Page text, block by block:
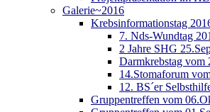
Galerie~2016
Krebsinformationstag
7. Nds-Wundtag
2 Jahre SHG
Darmkrebstag vom
14.Stomaforum
12. BS´er
Gruppentreffen vom